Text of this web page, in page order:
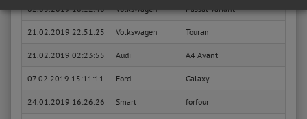
02.03.2019 16:12:40 Volkswagen Passat Variant Basis
21.02.2019 22:51:25 Volkswagen Touran
21.02.2019 02:23:55 Audi A4 Avant
07.02.2019 15:11:11 Ford Galaxy
24.01.2019 16:26:26 Smart forfour